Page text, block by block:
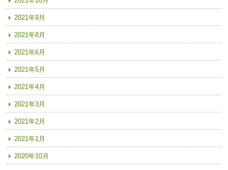
2021年9月
2021年8月
2021年6月
2021年5月
2021年4月
2021年3月
2021年2月
2021年1月
2020年10月